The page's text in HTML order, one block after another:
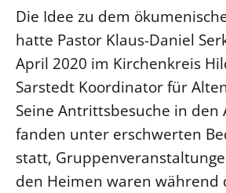
Die Idee zu dem
hatte Pastor Klaus-Daniel
April 2020 im Kirchenkreis
Sarstedt Koordinator für
Seine Antrittsbesuche in den
fanden unter erschwerten
statt,
den Heimen waren während
27. Landessynode
Kontakt
Hintergrund
MITARBEIT
Ehrenamt
Beruf
Freie Stellen